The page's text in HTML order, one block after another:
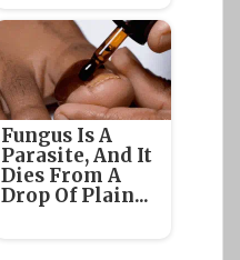
Fungus Is A
Parasite, And It
Dies From A
Drop Of Plain...